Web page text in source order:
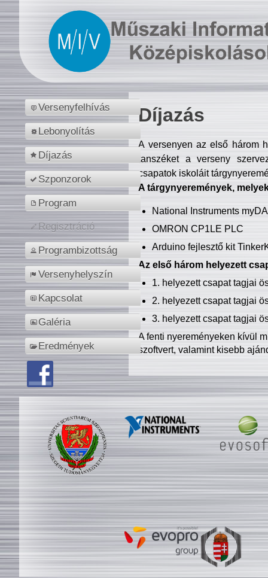
Versenyfelhívás
Lebonyolítás
Díjazás
Szponzorok
Program
Regisztráció
Programbizottság
Versenyhelyszín
Kapcsolat
Galéria
Eredmények
Díjazás
A versenyen az első három
tanszéket a verseny
csapatok iskoláit
A tárgynyeremények,
National Instruments
OMRON CP1LE PLC
Arduino fejlesztő kit
Az első három helyezett
1. helyezett csapat tagjai
2. helyezett csapat tagjai
3. helyezett csapat tagjai
A fenti nyereményeken kívül
szoftvert, valamint kisebb